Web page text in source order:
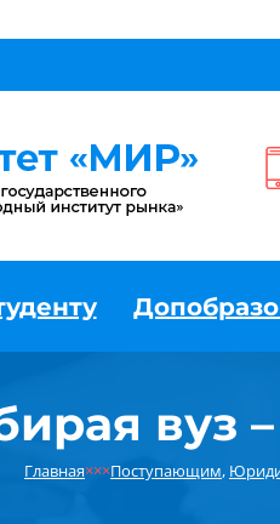
вуз
Главная×××Поступающим,